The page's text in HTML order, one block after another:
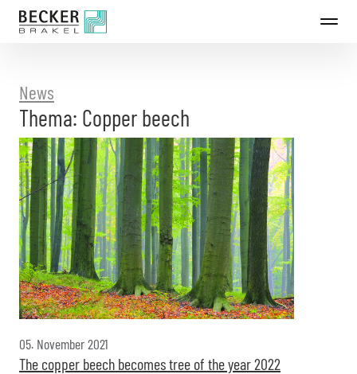
Directly
News
Thema: Copper beech
05. November 2021
The copper beech becomes tree of the year 2022